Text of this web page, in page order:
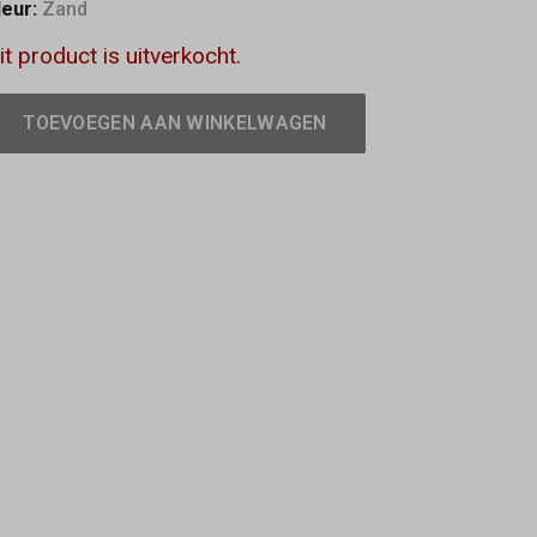
Zand
product is uitverkocht.
TOEVOEGEN AAN WINKELWAGEN